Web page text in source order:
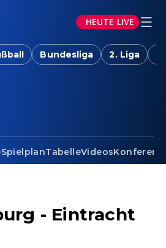
HEUTE LIVE
Bundesliga 2. Liga
SpielplanTabelleVideosKonferenz
- Eintracht